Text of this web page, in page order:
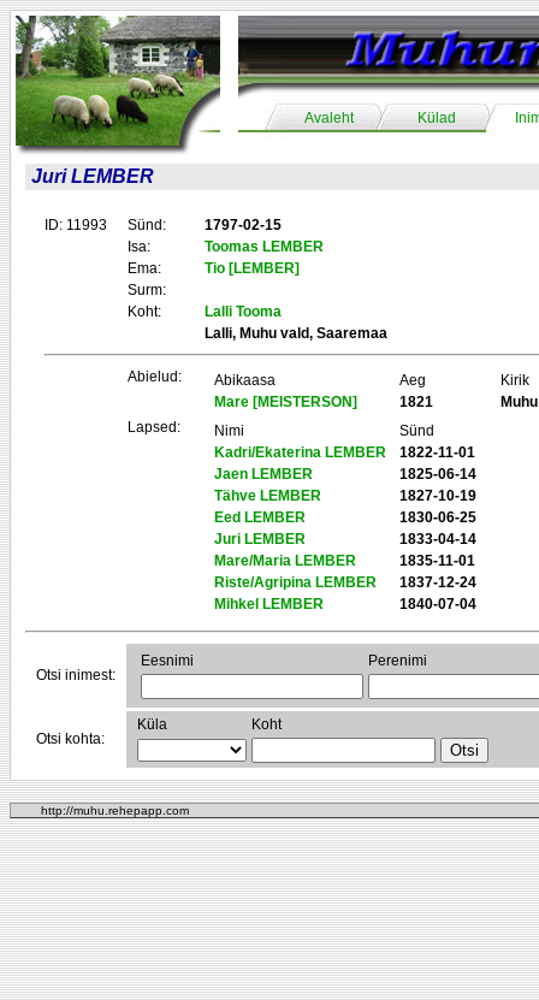
Avaleht Külad
Juri LEMBER
ID: 11993 Sünd:
1797-02-15
Isa:
Toomas LEMBER
Ema:
Tio [LEMBER]
Surm:
Koht:
Lalli Tooma
Lalli, Muhu vald, Saaremaa
Abielud: Abikaasa Aeg
Kirik
Mare [MEISTERSON]
1821
Muhu
Lapsed:
Nimi
Sünd
Kadri/Ekaterina LEMBER
1822-11-01
Jaen LEMBER
1825-06-14
Tähve LEMBER
1827-10-19
Eed LEMBER
1830-06-25
Juri LEMBER
1833-04-14
Mare/Maria LEMBER
1835-11-01
Riste/Agripina LEMBER
1837-12-24
Mihkel LEMBER
1840-07-04
Otsi inimest:
Eesnimi Perenimi
Otsi kohta:
Küla Koht
http://muhu.rehepapp.com